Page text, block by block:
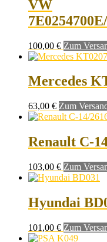
VW
100,00 € Zum
Mercedes
63,00 € Zum
Renault C-
103,00 € Zum
Hyundai
101,00 € Zum